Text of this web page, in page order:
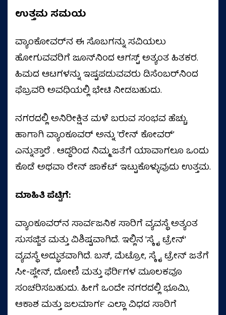
ಉತ್ತಮ ಸಮಯ
ವ್ಯಾಂಕೋವರ್‌ನ ಈ ಸೊಬಗನ್ನು ಸವಿಯಲು
ಹೋಗುವವರಿಗೆ ಜೂನ್‌ನಿಂದ ಆಗಸ್ಟ್ ಅತ್ಯಂತ ಹಿತಕರ.
ಹಿಮದ ಆಟಗಳನ್ನು ಇಷ್ಟಪಡುವವರು ಡಿಸೆಂಬರ್‌ನಿಂದ
ಫೆಬ್ರವರಿ ಅವಧಿಯಲ್ಲಿ ಭೇಟಿ ನೀಡಬಹುದು.
ನಗರದಲ್ಲಿ ಅನಿರೀಕ್ಷಿತ ಮಳೆ ಬರುವ ಸಂಭವ ಹೆಚ್ಚು.
ಹಾಗಾಗಿ ವ್ಯಾಂಕೂವರ್ ಅನ್ನು ‘ರೇನ್ ಕೋವರ್’
ಎನ್ನುತ್ತಾರೆ . ಆದ್ದರಿಂದ ನಿಮ್ಮ ಜತೆಗೆ ಯಾವಾಗಲೂ ಒಂದು
ಕೊಡೆ ಅಥವಾ ರೇನ್ ಜಾಕೆಟ್ ಇಟ್ಟುಕೊಳ್ಳುವುದು ಉತ್ತಮ.
ಮಾಹಿತಿ ಪೆಟ್ಟಿಗೆ:
ವ್ಯಾಂಕೂವರ್‌ನ ಸಾರ್ವಜನಿಕ ಸಾರಿಗೆ ವ್ಯವಸ್ಥೆ ಅತ್ಯಂತ
ಸುಸಜ್ಜಿತ ಮತ್ತು ವಿಶಿಷ್ಟವಾಗಿದೆ. ಇಲ್ಲಿನ 'ಸ್ಕೈ ಟ್ರೇನ್'
ವ್ಯವಸ್ಥೆ ಅದ್ಭುತವಾಗಿದೆ. ಬಸ್, ಮೆಟ್ರೋ, ಸ್ಕೈ ಟ್ರೇನ್ ಜತೆಗೆ
ಸೀ-ಪ್ಲೇನ್, ದೋಣಿ ಮತ್ತು ಫೆರ್ರಿಗಳ ಮೂಲಕವೂ
ಸಂಚರಿಸಬಹುದು. ಹೀಗೆ ಒಂದೇ ನಗರದಲ್ಲಿ ಭೂಮಿ,
ಆಕಾಶ ಮತ್ತು ಜಲಮಾರ್ಗ ಎಲ್ಲಾ ವಿಧದ ಸಾರಿಗೆ